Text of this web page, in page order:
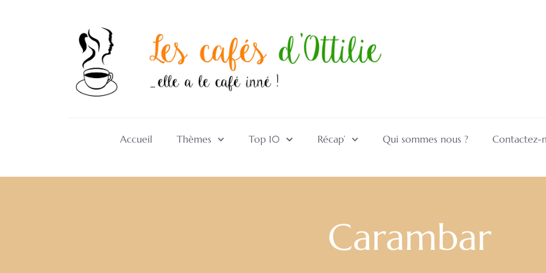
Accueil Thèmes Top 10 Récap’ Qui sommes nous ? Contactez-
Carambar